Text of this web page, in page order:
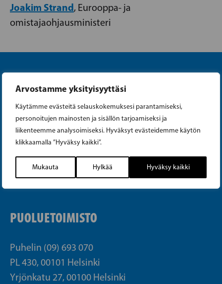
Arvostamme yksityisyyttäsi
Käytämme evästeitä selauskokemuksesi parantamiseksi,
personoitujen mainosten ja sisällön tarjoamiseksi ja
liikenteemme analysoimiseksi. Hyväksyt evästeidemme käytön
klikkaamalla ”Hyväksy kaikki”.
Mukauta Hylkää Hyväksy kaikki
Joakim Strand, Eurooppa- ja
omistajaohjausministeri
Instagram
Tiktok
PUOLUETOIMISTO
Puhelin (09) 693 070
PL 430, 00101 Helsinki
Yrjönkatu 27, 00100 Helsinki